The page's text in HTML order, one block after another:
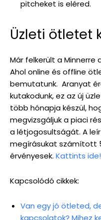
pitcheket is eléred.
Üzleti ötletet
Már felkerült a Minnerre
Ahol online és offline
bemutatunk. Aranyat
kutakodunk, ez az új
több hónapja készül,
megvizsgáljuk a piaci
a létjogosultságát. A
megírásukat számított
érvényesek. Kattints ide!
Kapcsolódó cikkek:
Van egy jó ötleted,
kapcsolatok? Mihez